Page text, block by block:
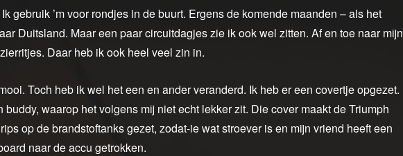
gebruik ’m voor rondjes in de buurt. Ergens de komende maanden – als het
Duitsland. Maar een paar circuitdagjes zie ik ook wel zitten. Af en toe naar mijn
Daar heb ik ook heel veel zin in.
Toch heb ik wel het een en ander veranderd. Ik heb er een covertje opgezet.
buddy, waarop het volgens mij niet echt lekker zit. Die cover maakt de Triumph
op de brandstoftanks gezet, zodat-ie wat stroever is en mijn vriend heeft een
naar de accu getrokken.